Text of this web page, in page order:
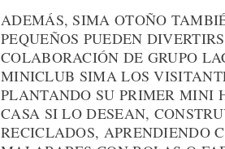
ADEMÁS, SIMA OTOÑO
PEQUEÑOS PUEDEN
COLABORACIÓN DE GRUPO
MINICLUB SIMA LOS
PLANTANDO SU PRIMER MINI
CASA SI LO DESEAN,
RECICLADOS, APRENDIENDO